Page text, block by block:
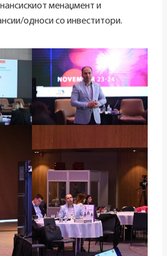
менаџмент и
односи со инвеститори.